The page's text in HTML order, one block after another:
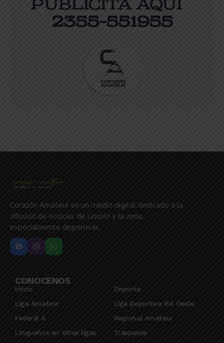
Corazón Amateur es un medio digital dedicado a la
difusión de noticias de Lincoln y la zona,
especialmente deportivas.
CONOCENOS
Inicio
Deporte
Liga Amateur
Liga Deportiva del Oeste
Federal A
Regional Amateur
Linqueños en otras ligas
Traspasos